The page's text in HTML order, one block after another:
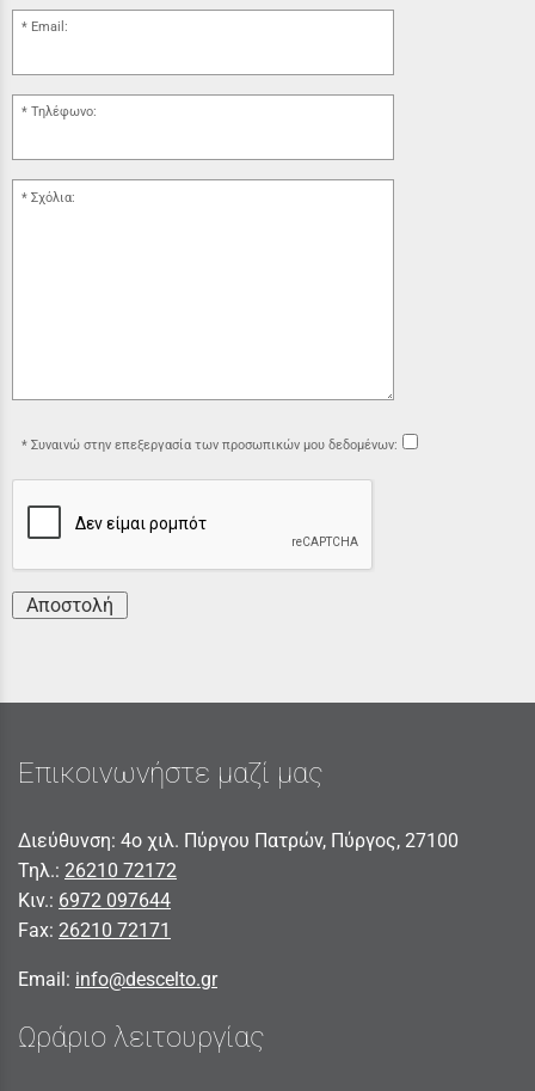
Email:
Τηλέφωνο:
Σχόλια:
Συναινώ στην επεξεργασία των προσωπικών μου δεδομένων:
Αποστολή
Επικοινωνήστε μαζί μας
Διεύθυνση: 4ο χιλ. Πύργου Πατρών, Πύργος, 27100
Τηλ.: 26210 72172
Κιν.: 6972 097644
Fax: 26210 72171
Email: info@descelto.gr
Ωράριο λειτουργίας